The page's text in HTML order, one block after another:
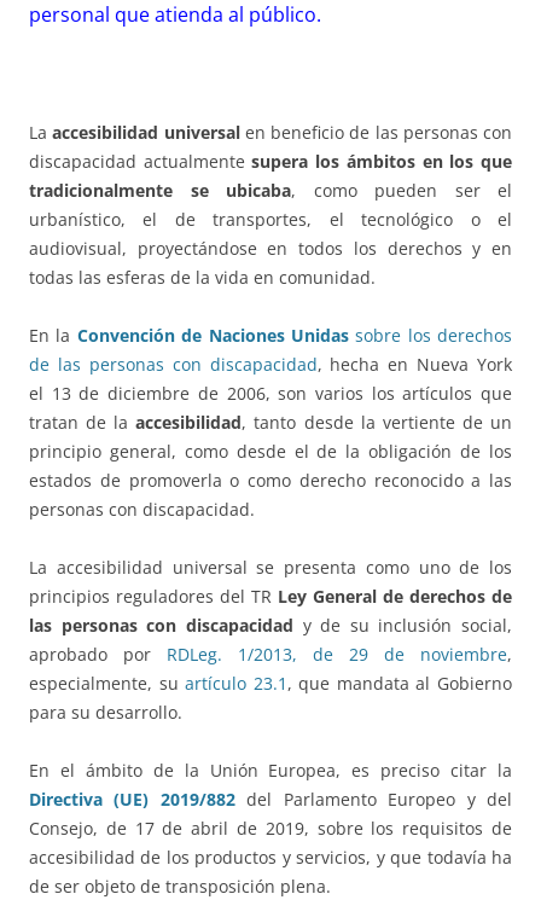
personal que atienda al público.
Laaccesibilidad universalen beneficio de las personas con
discapacidad actualmentesupera los ámbitos en los que
tradicionalmente se ubicaba, como pueden ser el
urbanístico, el de transportes, el tecnológico o el
audiovisual, proyectándose en todos los derechos y en
todas las esferas de la vida en comunidad.
En la Convención de Naciones Unidassobre los derechos
de las personas con discapacidad, hecha en Nueva York
el 13 de diciembre de 2006, son varios los artículos que
tratan de laaccesibilidad, tanto desde la vertiente de un
principio general, como desde el de la obligación de los
estados de promoverla o como derecho reconocido a las
personas con discapacidad.
La accesibilidad universal se presenta como uno de los
principios reguladores del TR Ley General de derechos de
las personas con discapacidad y de su inclusión social,
aprobado por RDLeg. 1/2013, de 29 de noviembre,
especialmente, suartículo 23.1 , que mandata al Gobierno
para su desarrollo.
En el ámbito de la Unión Europea, es preciso citar la
Directiva (UE) 2019/882del Parlamento Europeo y del
Consejo, de 17 de abril de 2019, sobre los requisitos de
accesibilidad de los productos y servicios, y que todavía ha
de ser objeto de transposición plena.